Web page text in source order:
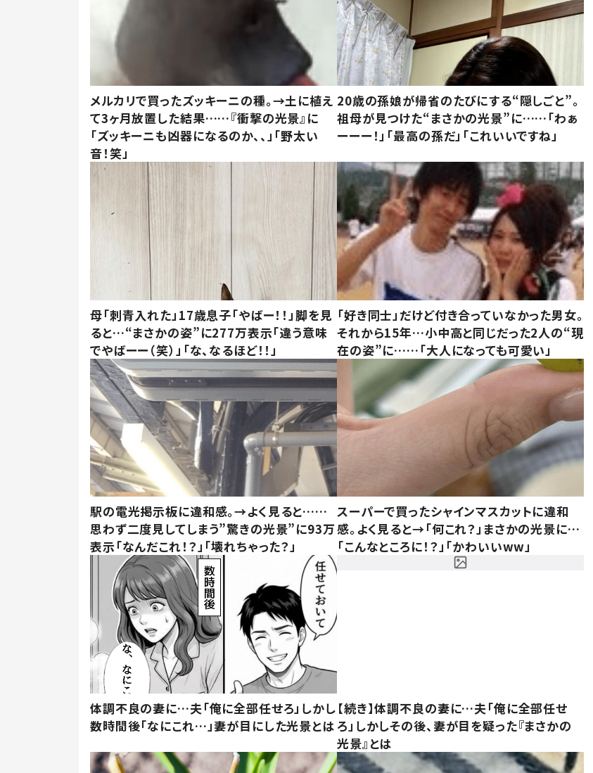
メルカリで買ったズッキーニの種。→土に植え
て3ヶ月放置した結果……『衝撃の光景』に
「ズッキーニも凶器になるのか、、」「野太い
音！笑」
20歳の孫娘が帰省のたびにする“隠しごと”。
祖母が見つけた“まさかの光景”に……「わぁ
ーーー！」「最高の孫だ」「これいいですね」
母「刺青入れた」17歳息子「やばー！！」脚を見
ると…“まさかの姿”に277万表示「違う意味
でやばーー（笑）」「な、なるほど！！」
「好き同士」だけど付き合っていなかった男女。
それから15年…小中高と同じだった2人の“現
在の姿”に……「大人になっても可愛い」
駅の電光掲示板に違和感。→よく見ると……
思わず二度見してしまう”驚きの光景”に93万
表示「なんだこれ！？」「壊れちゃった？」
スーパーで買ったシャインマスカットに違和
感。よく見ると→「何これ？」まさかの光景に…
「こんなところに！？」「かわいいww」
体調不良の妻に…夫「俺に全部任せろ」しかし
数時間後「なにこれ…」妻が目にした光景とは
【続き】体調不良の妻に…夫「俺に全部任せ
ろ」しかしその後、妻が目を疑った『まさかの
光景』とは